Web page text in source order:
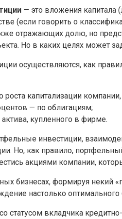
— это вложения капитала
(если говорить о
отражающих долю, но
Но в каких целях может
осуществляются, как
роста капитализации
— по облигациям;
купленного в фирме.
инвестиции,
Но, как правило,
акциями компании,
бизнесах, формируя
настолько
статусом вкладчика